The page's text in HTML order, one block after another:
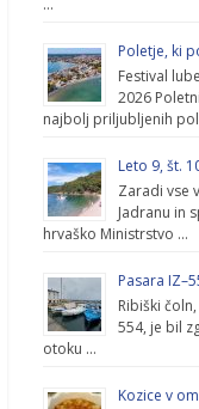
…
Poletje, ki
Festival
2026
najbolj priljubljenih
Leto 9, št.
Zaradi vse
Jadranu in
hrvaško Ministrstvo …
Pasara
Ribiški
554, je bil
otoku …
Kozice v